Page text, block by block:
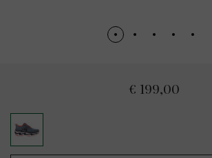
€ 199,00